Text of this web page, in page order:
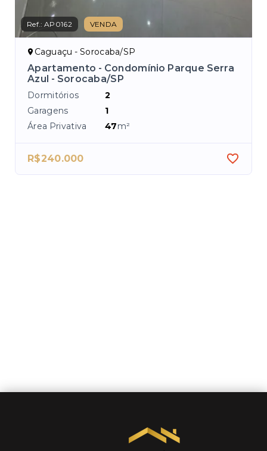
Ref.:AP0162 VENDA
Caguaçu - Sorocaba/SP
Apartamento - Condomínio Parque Serra
Azul - Sorocaba/SP
Dormitórios
2
Garagens
1
Área Privativa
47m²
R$240.000